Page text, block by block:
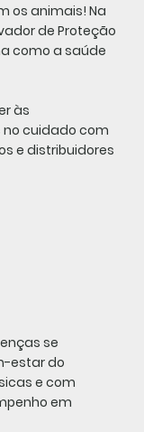
os animais! Na
de Proteção
como a saúde
às
cuidado com
e distribuidores
se
estar do
e com
em